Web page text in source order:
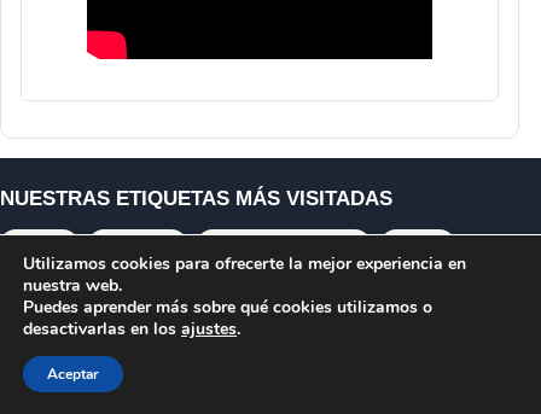
NUESTRAS ETIQUETAS MÁS VISITADAS
sostenibilidad
producción innovación agrícola
agricultores
Utilizamos cookies para ofrecerte la mejor experiencia en
nuestra web.
Puedes aprender más sobre qué cookies utilizamos o
desactivarlas en los ajustes.
Aceptar